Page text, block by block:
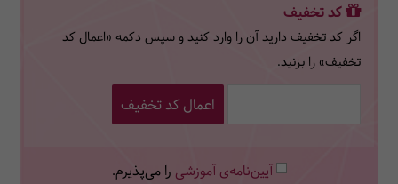
کد تخفیف
اگر کد تخفیف دارید آن را وارد کنید و سپس دکمه «اعمال کد
تخفیف» را بزنید.
اعمال کد تخفیف
آیین‌نامه‌ی آموزشی را می‌پذیرم.